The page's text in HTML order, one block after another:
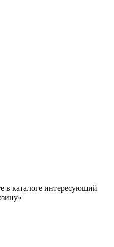
в каталоге интересующий